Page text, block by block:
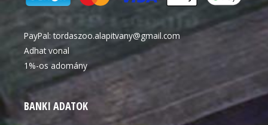
PayPal:tordaszoo.alapitvany@gmail.com
Adhat vonal
1%-os adomány
BANKI ADATOK